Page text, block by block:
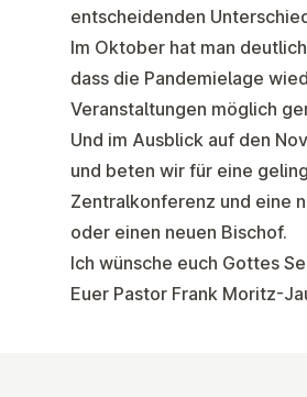
entscheidenden
Im Oktober hat man
dass die Pandemielage
Veranstaltungen möglich
Und im Ausblick auf den
und beten wir für eine
Zentralkonferenz und eine
oder einen neuen Bischof.
Ich wünsche euch Gottes
Euer Pastor Frank Moritz-